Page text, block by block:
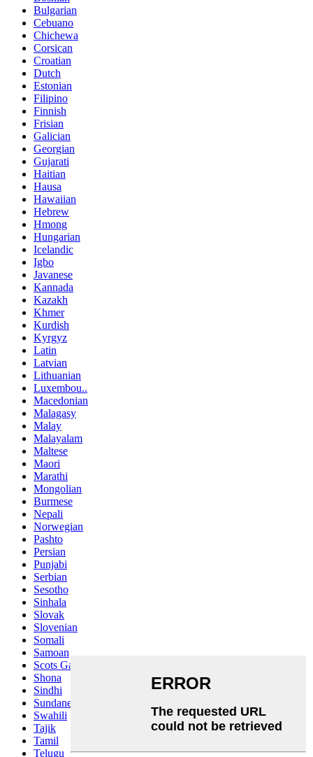
Bulgarian
Cebuano
Chichewa
Corsican
Croatian
Dutch
Estonian
Filipino
Finnish
Frisian
Galician
Georgian
Gujarati
Haitian
Hausa
Hawaiian
Hebrew
Hmong
Hungarian
Icelandic
Igbo
Javanese
Kannada
Kazakh
Khmer
Kurdish
Kyrgyz
Latin
Latvian
Lithuanian
Luxembou..
Macedonian
Malagasy
Malay
Malayalam
Maltese
Maori
Marathi
Mongolian
Burmese
Nepali
Norwegian
Pashto
Persian
Punjabi
Serbian
Sesotho
Sinhala
Slovak
Slovenian
Somali
Samoan
Scots Gaelic
Shona
Sindhi
Sundanese
Swahili
Tajik
Tamil
Telugu